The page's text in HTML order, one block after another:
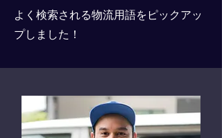
よく検索される物流用語をピックアッ
プしました！